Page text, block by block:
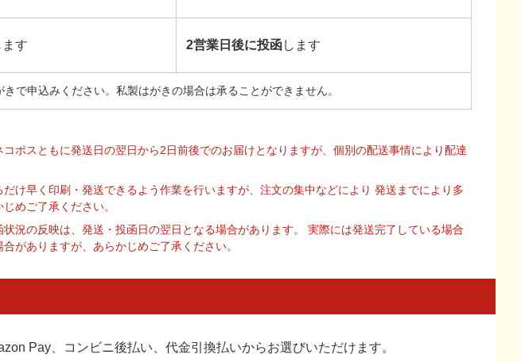
ます 2営業日後に投函します
で申込みください。私製はがきの場合は承ることができません。
ポスともに発送日の翌日から2日前後でのお届けとなりますが、個別の配送事情により配達
け早く印刷・発送できるよう作業を行いますが、注文の集中などにより 発送までにより多
めご了承ください。
況の反映は、発送・投函日の翌日となる場合があります。 実際には発送完了している場合
がありますが、あらかじめご了承ください。
Pay、コンビニ後払い、代金引換払いからお選びいただけます。